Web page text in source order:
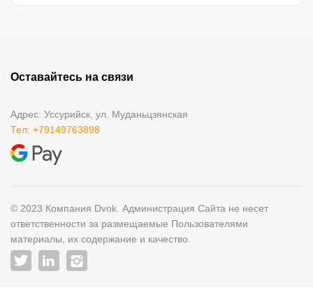
Оставайтесь на связи
Адрес: Уссурийск, ул. Муданьцзянская
Тел: +79149763898
© 2023 Компания Dvok. Администрация Сайта не несет
ответственности за размещаемые Пользователями
материалы, их содержание и качество.